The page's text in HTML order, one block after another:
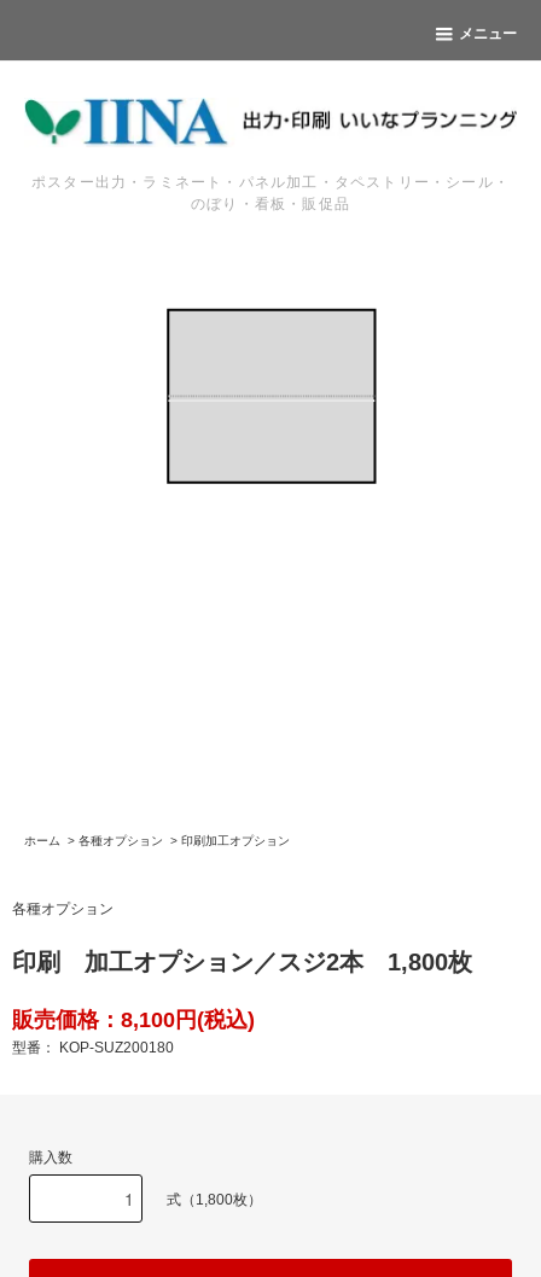
メニュー
ポスター出力・ラミネート・パネル加工・タペストリー・シール・
のぼり・看板・販促品
ホーム > 各種オプション > 印刷加工オプション
各種オプション
印刷 加工オプション／スジ2本 1,800枚
販売価格：8,100円(税込)
型番： KOP-SUZ200180
購入数
式（1,800枚）